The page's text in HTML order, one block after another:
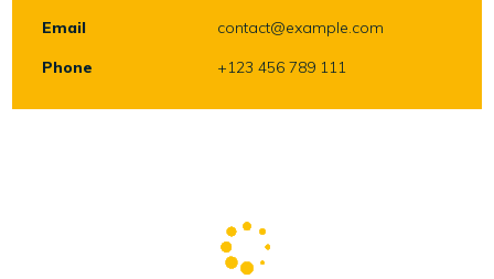
Email
contact@example.com
Phone
+123 456 789 111